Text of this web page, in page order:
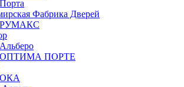
Фабрика Дверей
РУМАКС
ОПТИМА ПОРТЕ
ОКА